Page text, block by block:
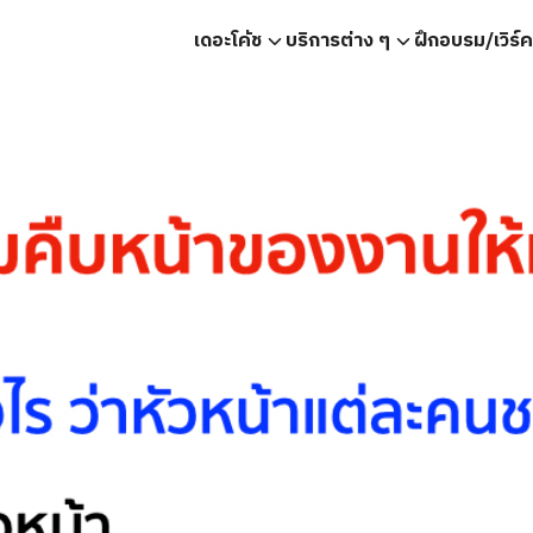
เดอะโค้ช บริการต่าง ๆ ฝึกอบรม/เวิร์